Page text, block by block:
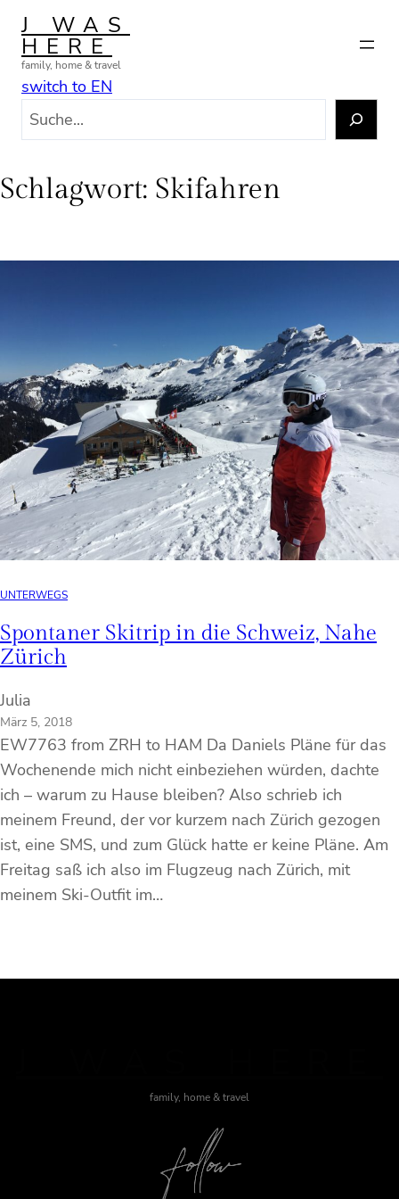
Zum
Inhalt
springen
J WAS
HERE
family, home & travel
switch to EN
h
e
Schlagwort: Skifahren
UNTERWEGS
Spontaner Skitrip in die Schweiz, Nahe
Zürich
Julia
März 5, 2018
EW7763 from ZRH to HAM Da Daniels Pläne für das
Wochenende mich nicht einbeziehen würden, dachte
ich – warum zu Hause bleiben? Also schrieb ich
meinem Freund, der vor kurzem nach Zürich gezogen
ist, eine SMS, und zum Glück hatte er keine Pläne. Am
Freitag saß ich also im Flugzeug nach Zürich, mit
meinem Ski-Outfit im…
family, home & travel